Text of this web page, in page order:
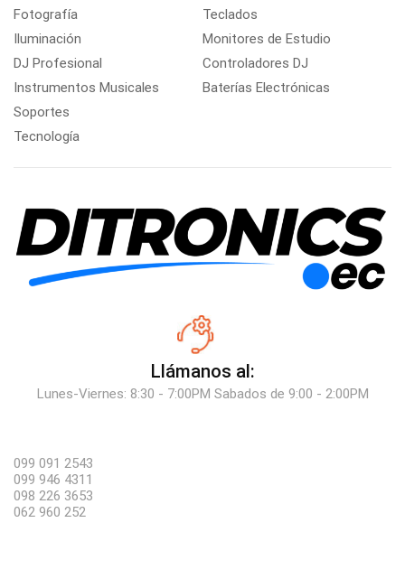
Fotografía
Iluminación
DJ Profesional
Instrumentos Musicales
Soportes
Tecnología
Teclados
Monitores de Estudio
Controladores DJ
Baterías Electrónicas
Llámanos al:
Lunes-Viernes: 8:30 - 7:00PM Sabados de 9:00 - 2:00PM
099 091 2543
099 946 4311
098 226 3653
062 960 252